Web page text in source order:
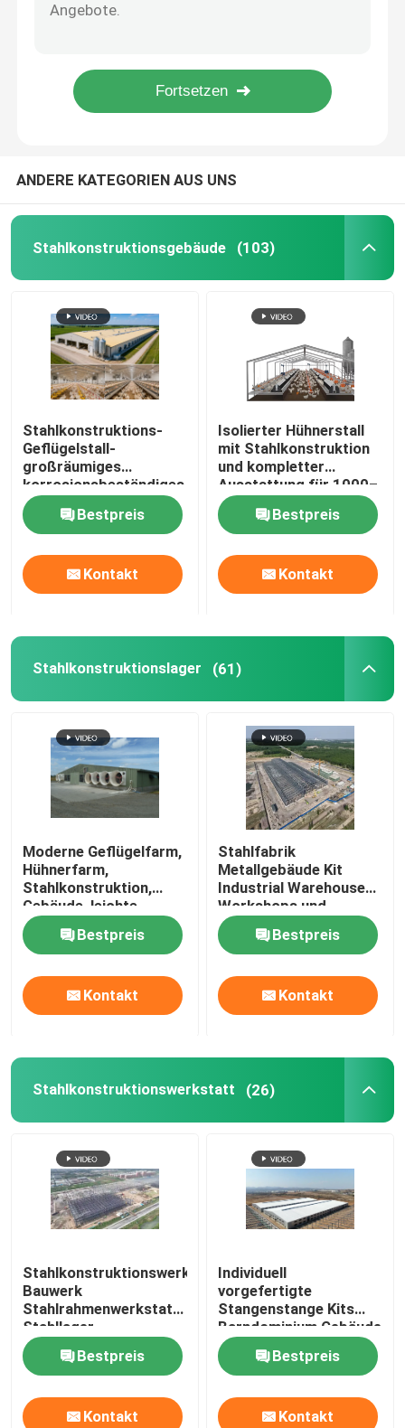
Fertigstahllager
Baumaterialien aus Metall
ANDERE KATEGORIEN AUS UNS
Stahlkonstruktionsgebäude (103)
Stahlkonstruktions-
Geflügelstall-
großräumiges
korrosionsbeständiges
industrielles
Hühnerfarmgebäude
für 200000 Broiler
Bestpreis
Kontakt
Isolierter Hühnerstall
mit Stahlkonstruktion
und kompletter
Ausstattung für 1000–
10000 Hühner
Bestpreis
Kontakt
Stahlkonstruktionslager (61)
Moderne Geflügelfarm,
Hühnerfarm,
Stahlkonstruktion,
Gebäude, leichte
Stahlkonstruktion,
GeflügelBestpreis
Kontakt
Stahlfabrik
Metallgebäude Kit
Industrial Warehouse
Workshops und
Fabriken Preise für
Stahlstrukturgebäude
Bestpreis
Kontakt
Stahlkonstruktionswerkstatt (26)
Stahlkonstruktionswerkstatt
Bauwerk
Stahlrahmenwerkstatt
Stahllager
Bestpreis
Kontakt
Individuell
vorgefertigte
Stangenstange Kits
Barndominium Gebäude
Stahlkonstruktion
Lagerhaus Farm
Schuppen Prefab
Werkstatt
Metallgebäude
Bestpreis
Kontakt